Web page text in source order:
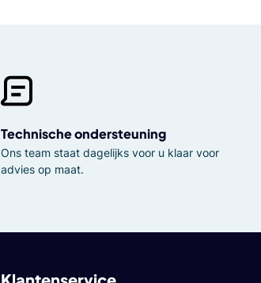
Technische ondersteuning
Ons team staat dagelijks voor u klaar voor
advies op maat.